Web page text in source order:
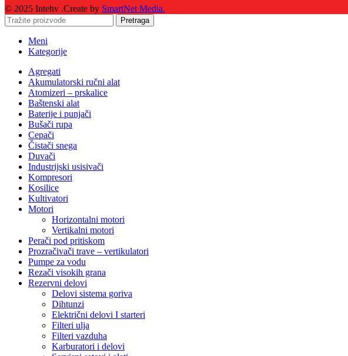
© 2025 Intehv .Create by SmartNet Media.
Pretraga
Meni
Kategorije
Agregati
Akumulatorski ručni alat
Atomizeri – prskalice
Baštenski alat
Baterije i punjači
Bušači rupa
Cepači
Čistači snega
Duvači
Industrijski usisivači
Kompresori
Kosilice
Kultivatori
Motori
Horizontalni motori
Vertikalni motori
Perači pod pritiskom
Prozračivači trave – vertikulatori
Pumpe za vodu
Rezači visokih grana
Rezervni delovi
Delovi sistema goriva
Dihtunzi
Električni delovi I starteri
Filteri ulja
Filteri vazduha
Karburatori i delovi